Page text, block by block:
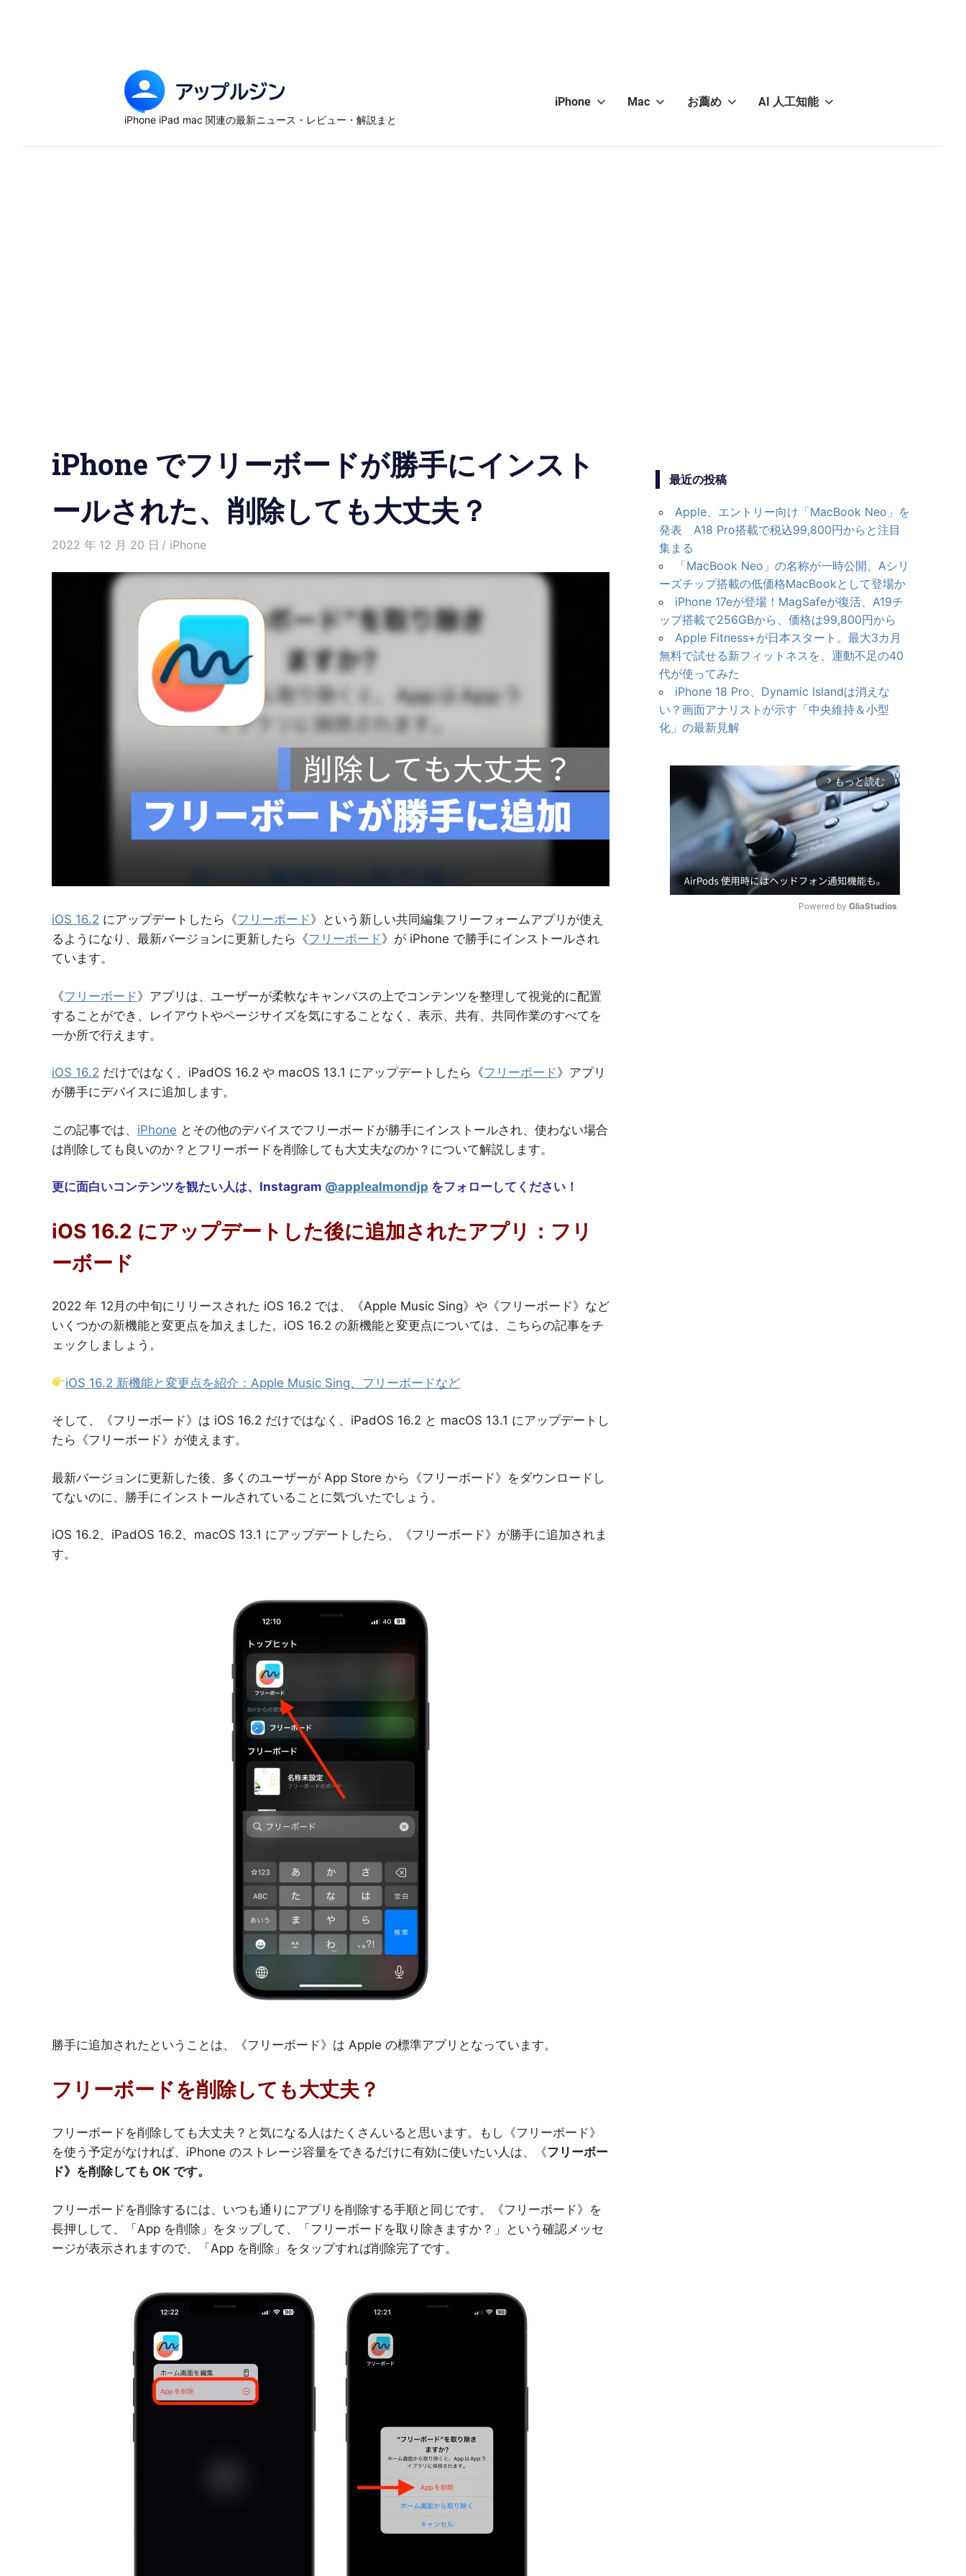
ッ
と
便
利
能
紹
介
iPhone iPad mac 関連の最新ニュース・レビュー・解説まと
iPhone Mac お薦め AI 人工知能
iPhone でフリーボードが勝手にインスト
ールされた、削除しても大丈夫？
2022 年 12 月 20 日 Kenny
iPhone
iOS 16.2 にアップデートしたら《フリーボード》という新しい共同編集フリーフォームアプリが使え
るようになり、最新バージョンに更新したら《フリーボード》が iPhone で勝手にインストールされ
ています。
《フリーボード》アプリは、ユーザーが柔軟なキャンバスの上でコンテンツを整理して視覚的に配置
することができ、レイアウトやページサイズを気にすることなく、表示、共有、共同作業のすべてを
一か所で行えます。
iOS 16.2 だけではなく、iPadOS 16.2 や macOS 13.1 にアップデートしたら《フリーボード》アプリ
が勝手にデバイスに追加します。
この記事では、 iPhone とその他のデバイスでフリーボードが勝手にインストールされ、使わない場合
は削除しても良いのか？とフリーボードを削除しても大丈夫なのか？について解説します。
更に面白いコンテンツを観たい人は、Instagram @applealmondjp をフォローしてください！
iOS 16.2 にアップデートした後に追加されたアプリ：フリ
ーボード
2022 年 12月の中旬にリリースされた iOS 16.2 では、《Apple Music Sing》や《フリーボード》など
いくつかの新機能と変更点を加えました。iOS 16.2 の新機能と変更点については、こちらの記事をチ
ェックしましょう。
iOS 16.2 新機能と変更点を紹介：Apple Music Sing、フリーボードなど
そして、《フリーボード》は iOS 16.2 だけではなく、iPadOS 16.2 と macOS 13.1 にアップデートし
たら《フリーボード》が使えます。
最新バージョンに更新した後、多くのユーザーが App Store から《フリーボード》をダウンロードし
てないのに、勝手にインストールされていることに気づいたでしょう。
iOS 16.2、iPadOS 16.2、macOS 13.1 にアップデートしたら、《フリーボード》が勝手に追加されま
す。
勝手に追加されたということは、《フリーボード》は Apple の標準アプリとなっています。
フリーボードを削除しても大丈夫？
フリーボードを削除しても大丈夫？と気になる人はたくさんいると思います。もし《フリーボード》
を使う予定がなければ、iPhone のストレージ容量をできるだけに有効に使いたい人は、《フリーボー
ド》を削除しても OK です。
フリーボードを削除するには、いつも通りにアプリを削除する手順と同じです。《フリーボード》を
長押しして、「App を削除」をタップして、「フリーボードを取り除きますか？」という確認メッセ
ージが表示されますので、「App を削除」をタップすれば削除完了です。
最近の投稿
Apple、エントリー向け「MacBook Neo」を
発表 A18 Pro搭載で税込99,800円からと注目
集まる
「MacBook Neo」の名称が一時公開、Aシリ
ーズチップ搭載の低価格MacBookとして登場か
iPhone 17eが登場！MagSafeが復活、A19チ
ップ搭載で256GBから、価格は99,800円から
Apple Fitness+が日本スタート。最大3カ月
無料で試せる新フィットネスを、運動不足の40
代が使ってみた
iPhone 18 Pro、Dynamic Islandは消えな
い？画面アナリストが示す「中央維持＆小型
化」の最新見解
arrow_forward_ios もっと読む
Powered by GliaStudios